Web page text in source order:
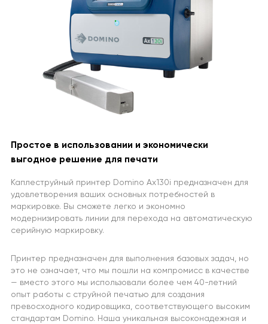
Простое в использовании и экономически
выгодное решение для печати
Каплеструйный принтер Domino Ax130i предназначен для
удовлетворения ваших основных потребностей в
маркировке. Вы сможете легко и экономно
модернизировать линии для перехода на автоматическую
серийную маркировку.
Принтер предназначен для выполнения базовых задач, но
это не означает, что мы пошли на компромисс в качестве
— вместо этого мы использовали более чем 40-летний
опыт работы с струйной печатью для создания
превосходного кодировщика, соответствующего высоким
стандартам Domino. Наша уникальная высоконадежная и